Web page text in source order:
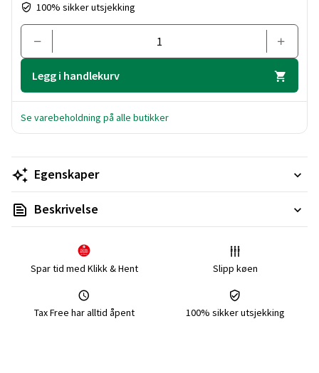
100% sikker utsjekking
Legg i handlekurv
Se varebeholdning på alle butikker
Egenskaper
Beskrivelse
Spar tid med Klikk & Hent Slipp køen
Tax Free har alltid åpent 100% sikker utsjekking